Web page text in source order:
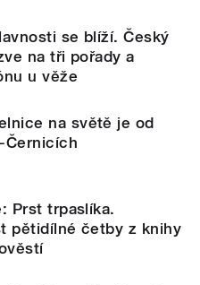
se blíží. Český
na tři pořady a
u věže
na světě je od
Černicích
Prst trpaslíka.
pětidílné četby z knihy